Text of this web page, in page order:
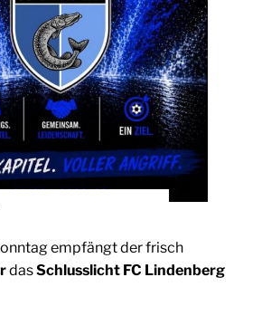
empfängt der frisch
dasSchlusslicht FC Lindenberg